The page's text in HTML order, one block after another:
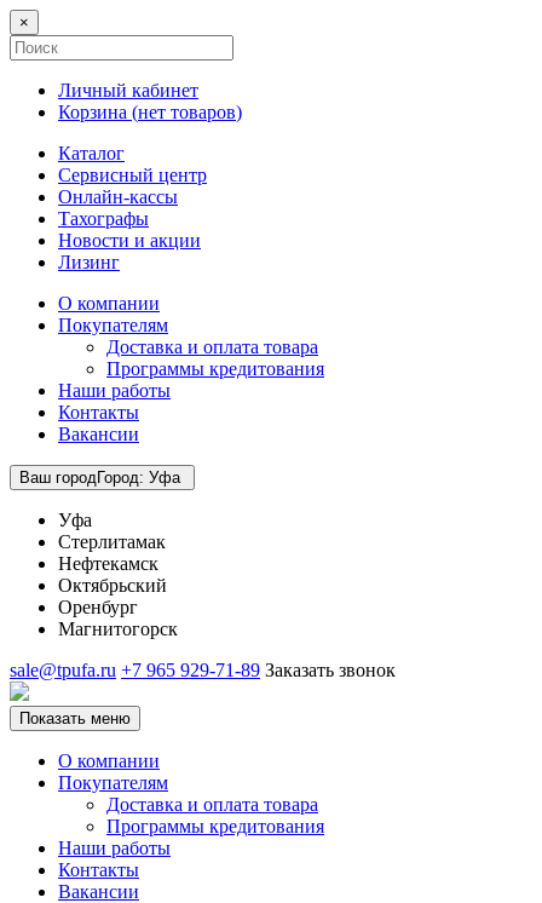
×
Личный кабинет
Корзина (нет товаров)
Каталог
Сервисный центр
Онлайн-кассы
Тахографы
Новости и акции
Лизинг
О компании
Покупателям
Доставка и оплата товара
Программы кредитования
Наши работы
Контакты
Вакансии
Ваш городГород: Уфа
Уфа
Стерлитамак
Нефтекамск
Октябрьский
Оренбург
Магнитогорск
sale@tpufa.ru +7 965 929-71-89 Заказать звонок
Показать меню
О компании
Покупателям
Доставка и оплата товара
Программы кредитования
Наши работы
Контакты
Вакансии